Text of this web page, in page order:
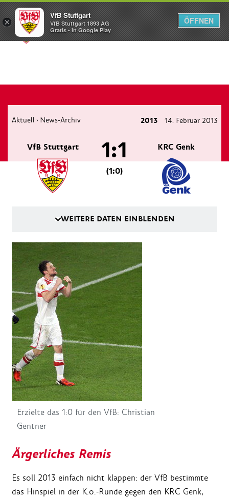
Menü
Aktuell › News-Archiv 2013 14. Februar 2013
VfB Stuttgart KRC Genk
1:1
(1:0)
WEITERE DATEN EINBLENDEN
Erzielte das 1:0 für den VfB: Christian
Gentner
Ärgerliches Remis
Es soll 2013 einfach nicht klappen: der VfB bestimmte
das Hinspiel in der K.o.-Runde gegen den KRC Genk,
×
VfB Stuttgart
VfB Stuttgart 1893 AG
Gratis - In Google Play
ÖFFNEN